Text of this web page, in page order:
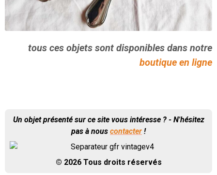
tous ces objets sont disponibles dans notre
boutique en ligne
Un objet présenté sur ce site vous intéresse ? - N'hésitez
pas à nous contacter !
© 2026 Tous droits réservés